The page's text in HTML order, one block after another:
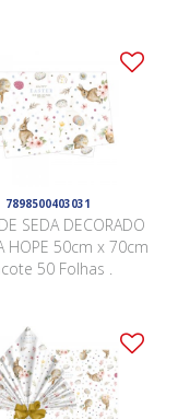
7898500403031
SEDA DECORADO
HOPE 50cm x 70cm
50 Folhas .